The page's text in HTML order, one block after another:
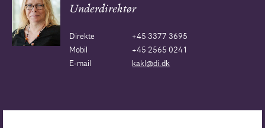
Underdirektør
Direkte
+45 3377 3695
Mobil
+45 2565 0241
E-mail
kakl@di.dk